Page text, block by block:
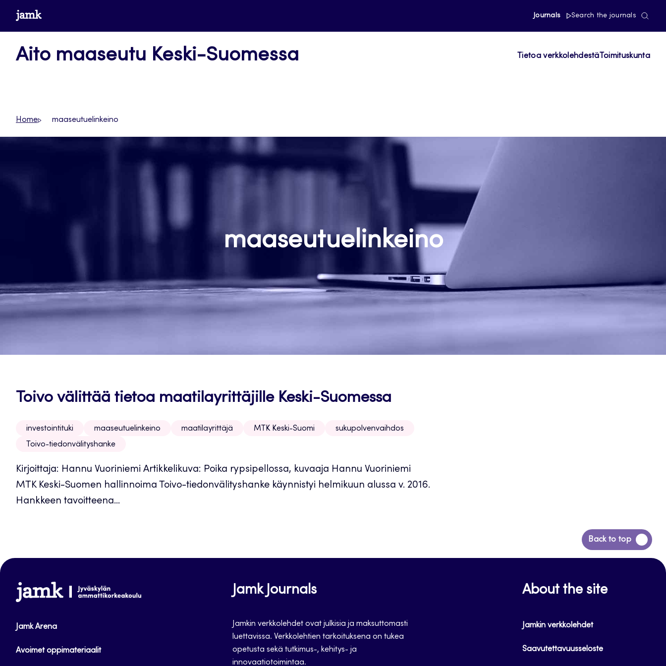
Siirrywww.jamk.fi Journals Search the journals
Aito maaseutu Keski-Suomessa Tietoa verkkolehdestä Toimituskunta
Home maaseutuelinkeino
maaseutuelinkeino
Toivo välittää tietoa maatilayrittäjille Keski-Suomessa
investointituki maaseutuelinkeino maatilayrittäjä MTK Keski-Suomi
sukupolvenvaihdos
Toivo-tiedonvälityshanke
Kirjoittaja: Hannu Vuoriniemi Artikkelikuva: Poika rypsipellossa, kuvaaja Hannu Vuoriniemi
MTK Keski-Suomen hallinnoima Toivo-tiedonvälityshanke käynnistyi helmikuun alussa v. 2016.
Hankkeen tavoitteena...
Back to top
Siirry
takaisin
www.jamk.fi
Jamk Arena
Avoimet oppimateriaalit
Jamk Journals
Jamkin verkkolehdet ovat julkisia ja maksuttomasti
luettavissa. Verkkolehtien tarkoituksena on tukea
opetusta sekä tutkimus-, kehitys- ja
innovaatiotoimintaa.
About the site
Jamkin verkkolehdet
Saavutettavuusseloste